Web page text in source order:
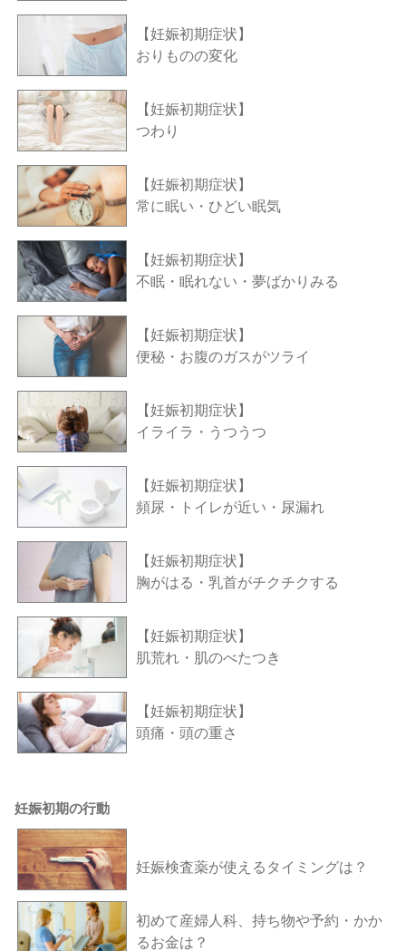
【妊娠初期症状】
おりものの変化
【妊娠初期症状】
つわり
【妊娠初期症状】
常に眠い・ひどい眠気
【妊娠初期症状】
不眠・眠れない・夢ばかりみる
【妊娠初期症状】
便秘・お腹のガスがツライ
【妊娠初期症状】
イライラ・うつうつ
【妊娠初期症状】
頻尿・トイレが近い・尿漏れ
【妊娠初期症状】
胸がはる・乳首がチクチクする
【妊娠初期症状】
肌荒れ・肌のべたつき
【妊娠初期症状】
頭痛・頭の重さ
妊娠初期の行動
妊娠検査薬が使えるタイミングは？
初めて産婦人科、持ち物や予約・かか
るお金は？